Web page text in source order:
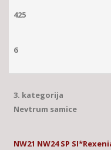
425
6
3. kategorija
Nevtrum samice
NW21 NW24 SP